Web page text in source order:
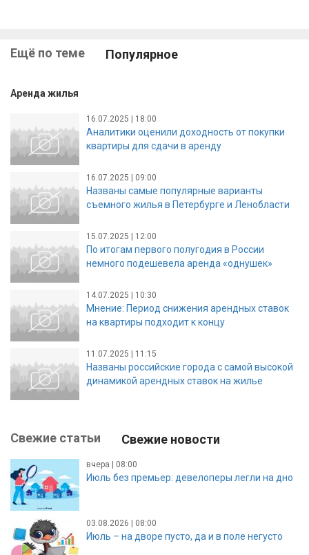
Ещё по теме Популярное
Аренда жилья
16.07.2025 | 18:00
Аналитики оценили доходность от покупки
квартиры для сдачи в аренду
16.07.2025 | 09:00
Названы самые популярные варианты
съемного жилья в Петербурге и Ленобласти
15.07.2025 | 12:00
По итогам первого полугодия в России
немного подешевела аренда «однушек»
14.07.2025 | 10:30
Мнение: Период снижения арендных ставок
на квартиры подходит к концу
11.07.2025 | 11:15
Названы российские города с самой высокой
динамикой арендных ставок на жилье
Свежие статьи Свежие новости
вчера | 08:00
Июль без премьер: девелоперы легли на дно
03.08.2026 | 08:00
Июль – на дворе пусто, да и в поле негусто